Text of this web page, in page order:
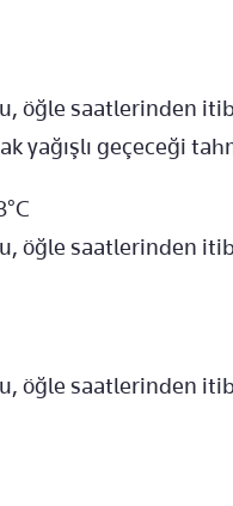
öğle saatlerinden
yağışlı geçeceği
öğle saatlerinden
öğle saatlerinden